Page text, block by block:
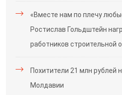
«Вместе нам по плечу
Ростислав Гольдштейн
работников строительной
Похитители 21 млн рублей
Молдавии